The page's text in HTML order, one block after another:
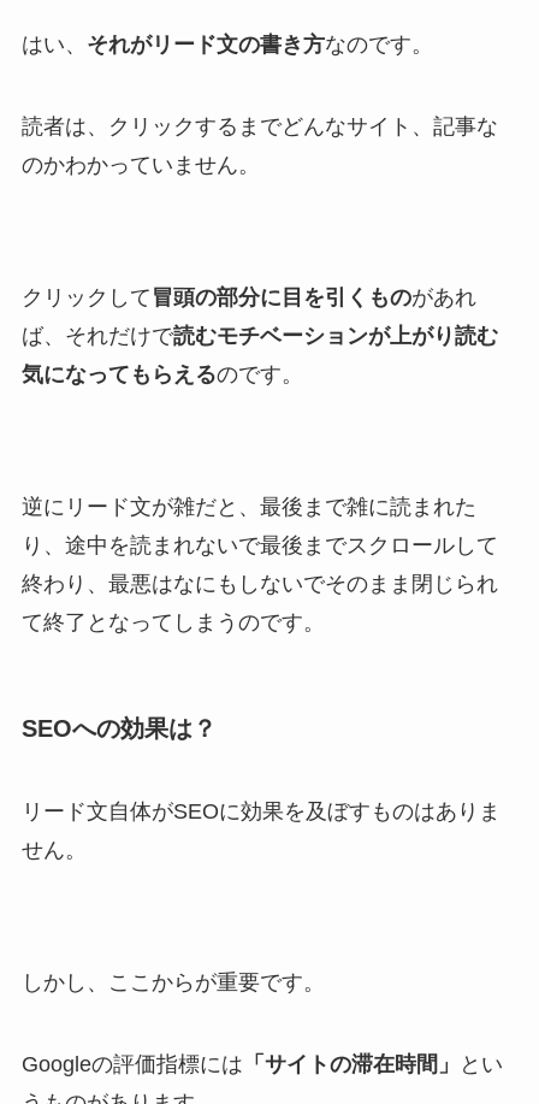
はい、 それがリード文の書き方なのです。
読者は、クリックするまでどんなサイト、記事な
のかわかっていません。
クリックして 冒頭の部分に目を引くものがあれ
ば、それだけで読むモチベーションが上がり読む
気になってもらえるのです。
逆にリード文が雑だと、最後まで雑に読まれた
り、途中を読まれないで最後までスクロールして
終わり、最悪はなにもしないでそのまま閉じられ
て終了となってしまうのです。
SEOへの効果は？
リード文自体がSEOに効果を及ぼすものはありま
せん。
しかし、ここからが重要です。
Googleの評価指標には 「サイトの滞在時間」
とい